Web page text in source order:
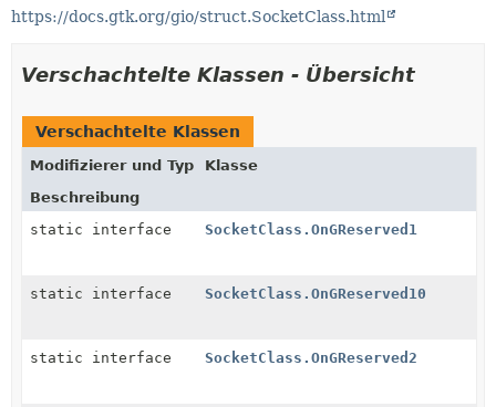
https://docs.gtk.org/gio/struct.SocketClass.html
Verschachtelte Klassen - Übersicht
Verschachtelte Klassen
Modifizierer und Typ
Klasse
Beschreibung
static interface
SocketClass.OnGReserved1
static interface SocketClass.OnGReserved10
static interface SocketClass.OnGReserved2